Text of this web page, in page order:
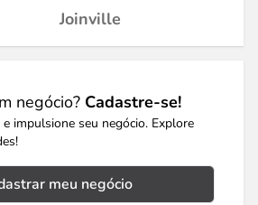
Joinville
negócio? Cadastre-se!
impulsione seu negócio. Explore
meu negócio